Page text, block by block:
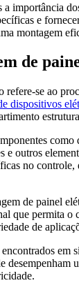
importância
e
montagem
de
se ao
dispositivos
como
e outros
no
de painel
que permita o
de
em
desempenham